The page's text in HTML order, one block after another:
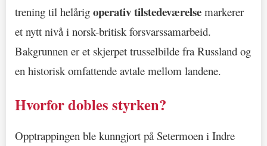
trening til helårig operativ tilstedeværelse markerer
et nytt nivå i norsk-britisk forsvarssamarbeid.
Bakgrunnen er et skjerpet trusselbilde fra Russland og
en historisk omfattende avtale mellom landene.
Hvorfor dobles styrken?
Opptrappingen ble kunngjort på Setermoen i Indre